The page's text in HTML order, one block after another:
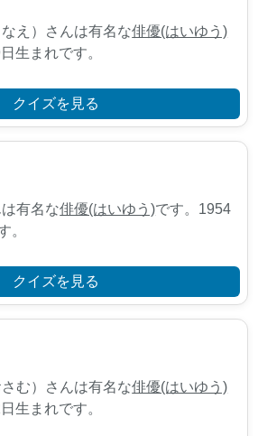
え）さんは有名な俳優(はいゆう)
生まれです。
クイズを見る
有名な俳優(はいゆう)です。1954
。
クイズを見る
む）さんは有名な俳優(はいゆう)
生まれです。